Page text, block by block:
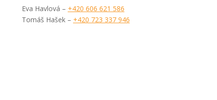
Eva Havlová – +420 606 621 586
Tomáš Hašek – +420 723 337 946